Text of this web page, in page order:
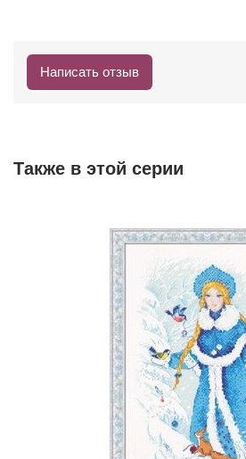
Написать отзыв
Также в этой серии